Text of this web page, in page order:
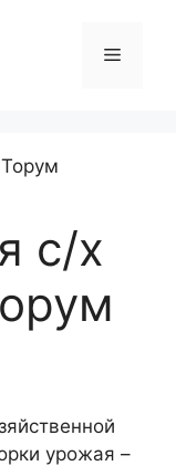
Меню
с/х
урожая –